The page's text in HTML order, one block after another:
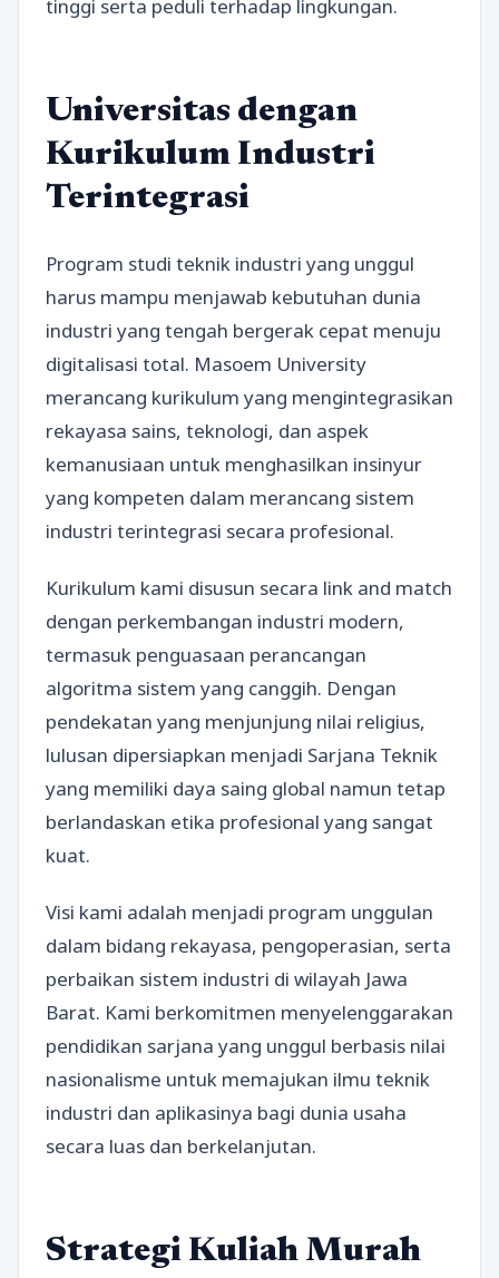
tinggi serta peduli terhadap lingkungan.
Universitas dengan
Kurikulum Industri
Terintegrasi
Program studi teknik industri yang unggul
harus mampu menjawab kebutuhan dunia
industri yang tengah bergerak cepat menuju
digitalisasi total. Masoem University
merancang kurikulum yang mengintegrasikan
rekayasa sains, teknologi, dan aspek
kemanusiaan untuk menghasilkan insinyur
yang kompeten dalam merancang sistem
industri terintegrasi secara profesional.
Kurikulum kami disusun secara link and match
dengan perkembangan industri modern,
termasuk penguasaan perancangan
algoritma sistem yang canggih. Dengan
pendekatan yang menjunjung nilai religius,
lulusan dipersiapkan menjadi Sarjana Teknik
yang memiliki daya saing global namun tetap
berlandaskan etika profesional yang sangat
kuat.
Visi kami adalah menjadi program unggulan
dalam bidang rekayasa, pengoperasian, serta
perbaikan sistem industri di wilayah Jawa
Barat. Kami berkomitmen menyelenggarakan
pendidikan sarjana yang unggul berbasis nilai
nasionalisme untuk memajukan ilmu teknik
industri dan aplikasinya bagi dunia usaha
secara luas dan berkelanjutan.
Strategi Kuliah Murah